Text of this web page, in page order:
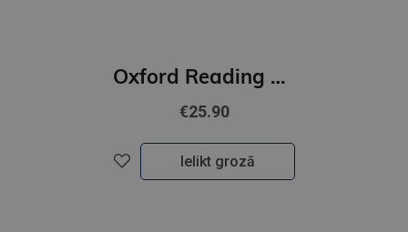
Oxford Reading Club 8 months' access
€25.90
Ielikt grozā